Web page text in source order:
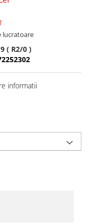
lucratoare
( R2/0 )
informatii